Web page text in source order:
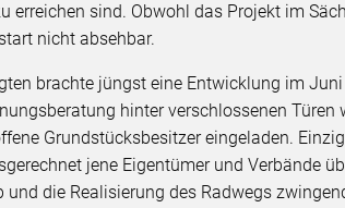
erreichen sind. Obwohl das Projekt im
nicht absehbar.
brachte jüngst eine Entwicklung im
hinter verschlossenen
Grundstücksbesitzer eingeladen.
jene Eigentümer und Verbände
und die Realisierung des Radwegs